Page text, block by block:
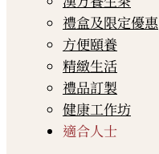
禮盒及限定優惠
方便頤養
精緻生活
禮品訂製
健康工作坊
適合人士